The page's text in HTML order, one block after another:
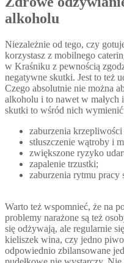
alkoholu
Niezależnie od tego, czy
korzystasz z mobilnego
w Kraśniku z pewnością
negatywne skutki. Jest to też
Czego absolutnie nie można
alkoholu i to nawet w małych
skutki to wśród nich
zaburzenia
stłuszczenie wątroby i
zwiększone ryzyko
zapalenie trzustki;
zaburzenia rytmu pracy
Warto też wspomnieć, że na
problemy narażone są też
się odżywają, ale regularnie
kieliszek wina, czy jedno
odpowiednio zbilansowane